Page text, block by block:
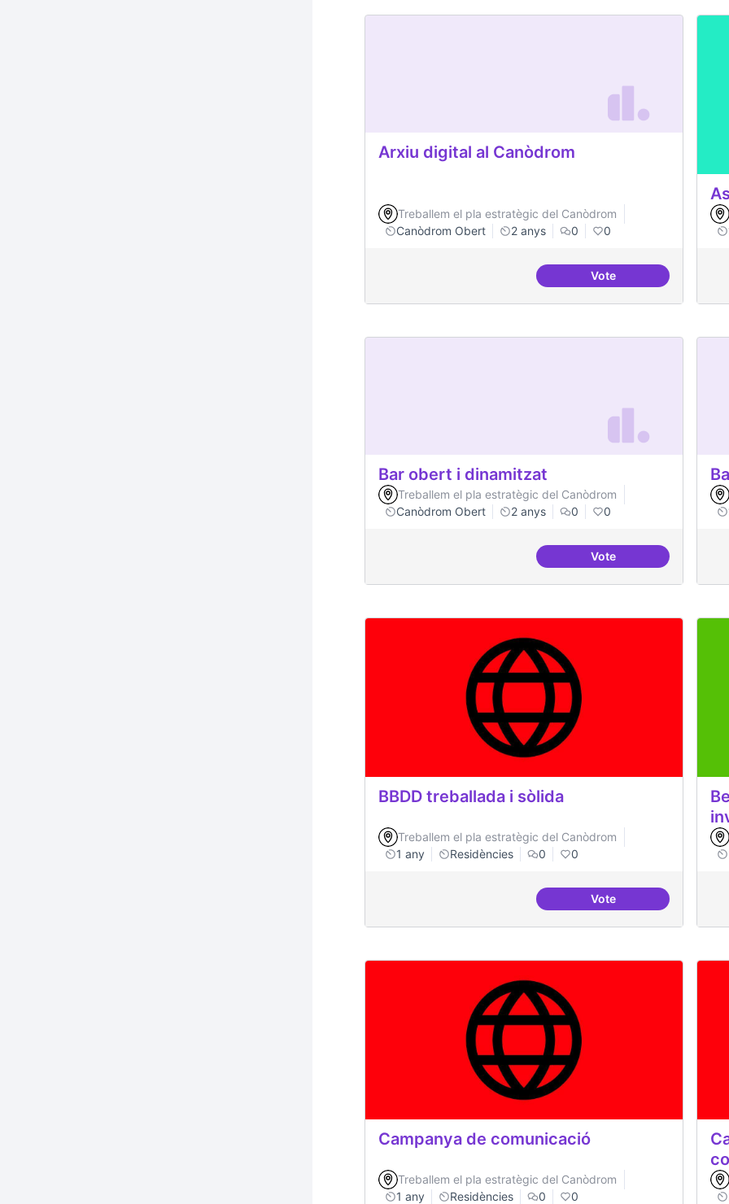
Arxiu digital al Canòdrom
Treballem el pla estratègic del Canòdrom
Canòdrom Obert
2 anys 0 0
VoteArxiu digital al
Bar obert i dinamitzat
Treballem el pla estratègic del Canòdrom
Canòdrom Obert
2 anys 0 0
VoteBar obert i dinamitzat
BBDD treballada i sòlida
Treballem el pla estratègic del Canòdrom
1 any
Residències 0 0
VoteBBDD treballada i sòlida
Campanya de comunicació
Treballem el pla estratègic del Canòdrom
1 any
Residències 0 0